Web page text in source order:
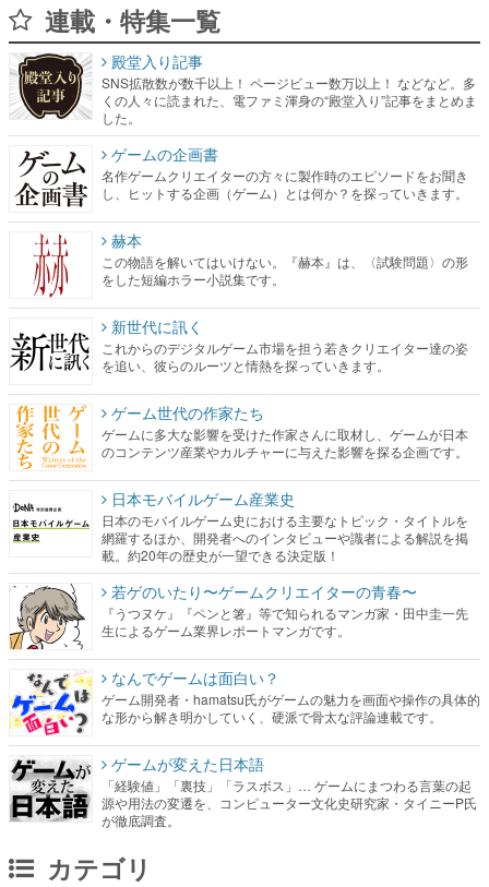
連載・特集一覧
殿堂入り記事
SNS拡散数が数千以上！ ページビュー数万以上！ などなど。多
くの人々に読まれた、電ファミ渾身の“殿堂入り”記事をまとめま
した。
ゲームの企画書
名作ゲームクリエイターの方々に製作時のエピソードをお聞き
し、ヒットする企画（ゲーム）とは何か？を探っていきます。
赫本
この物語を解いてはいけない。『赫本』は、〈試験問題〉の形
をした短編ホラー小説集です。
新世代に訊く
これからのデジタルゲーム市場を担う若きクリエイター達の姿
を追い、彼らのルーツと情熱を探っていきます。
ゲーム世代の作家たち
ゲームに多大な影響を受けた作家さんに取材し、ゲームが日本
のコンテンツ産業やカルチャーに与えた影響を探る企画です。
日本モバイルゲーム産業史
日本のモバイルゲーム史における主要なトピック・タイトルを
網羅するほか、開発者へのインタビューや識者による解説を掲
載。約20年の歴史が一望できる決定版！
若ゲのいたり〜ゲームクリエイターの青春〜
『うつヌケ』『ペンと箸』等で知られるマンガ家・田中圭一先
生によるゲーム業界レポートマンガです。
なんでゲームは面白い？
ゲーム開発者・hamatsu氏がゲームの魅力を画面や操作の具体的
な形から解き明かしていく、硬派で骨太な評論連載です。
ゲームが変えた日本語
「経験値」「裏技」「ラスボス」… ゲームにまつわる言葉の起
源や用法の変遷を、コンピューター文化史研究家・タイニーP氏
が徹底調査。
カテゴリ